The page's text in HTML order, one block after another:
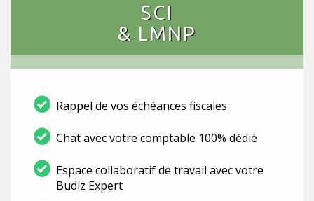
SCI
& LMNP
Rappel de vos échéances fiscales
Chat avec votre comptable 100% dédié
Espace collaboratif de travail avec votre
Budiz Expert